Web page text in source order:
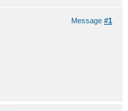
Message #1